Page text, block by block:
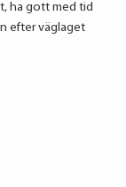
ha gott med tid
efter väglaget